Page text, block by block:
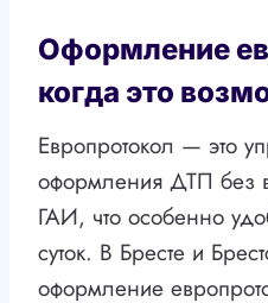
Оформление
когда это
Европротокол — это
оформления ДТП без
ГАИ, что особенно
суток. В Бресте и
оформление